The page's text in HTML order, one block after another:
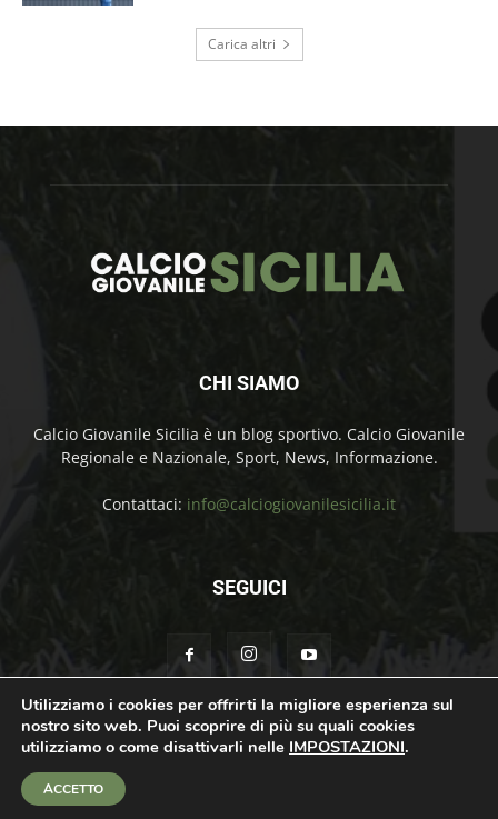
Carica altri
CHI SIAMO
Calcio Giovanile Sicilia è un blog sportivo. Calcio Giovanile
Regionale e Nazionale, Sport, News, Informazione.
Contattaci: info@calciogiovanilesicilia.it
SEGUICI
Chi Siamo Contatti Cookie Policy Privacy Policy
© Calcio Giovanile Sicilia Copyright by Rosolino Ciprì | Support by
Utilizziamo i cookies per offrirti la migliore esperienza sul
nostro sito web. Puoi scoprire di più su quali cookies
utilizziamo o come disattivarli nelle IMPOSTAZIONI.
ACCETTO